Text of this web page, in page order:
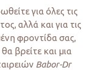
για όλες τις
αλλά και για τις
φροντίδα σας,
θα βρείτε και μια
Babor-Dr